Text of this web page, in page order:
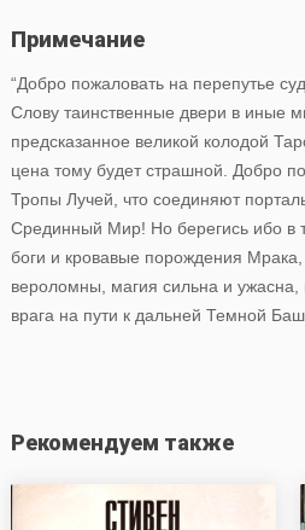
Примечание
“Добро пожаловать на перепутье
Слову таинственные двери в иные
предсказанное великой колодой
цена тому будет страшной. Добро
Тропы Лучей, что соединяют
Срединный Мир! Но берегись ибо в
боги и кровавые порождения
вероломны, магия сильна и ужасна,
врага на пути к дальней Темной
Рекомендуем также